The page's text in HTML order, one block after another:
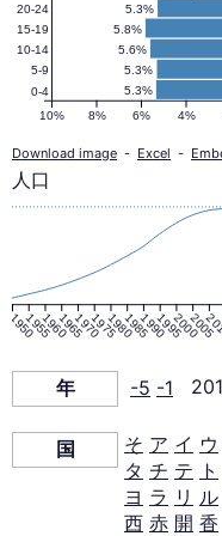
口
ピ
ラ
ッ
ド
2018
年
5.3%
5.3%
5.6%
5.8%
5.3%
10% 8% 6% 4%
0-4
5-9
10-14
15-19
20-24
Download image - Excel -
195019551960196519701975198019851990199520002005
人口
年 -5 -1
国 そ ア イ ウ
タ チ テ ト
ヨ ラ リ ル
西 赤 開 香